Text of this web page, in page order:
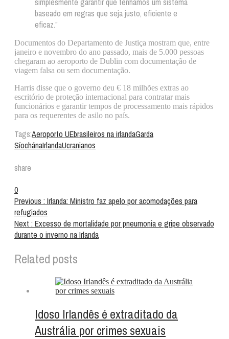
simplesmente garantir que tenhamos um sistema
baseado em regras que seja justo, eficiente e
eficaz.”
Documentos do Departamento de Justiça mostram que, entre
janeiro e novembro do ano passado, mais de 5.000 pessoas
chegaram ao aeroporto de Dublin com documentação de
viagem falsa ou sem documentação.
Harris disse que o governo deu € 18 milhões extras ao
escritório de proteção internacional para contratar mais
funcionários e garantir tempos de processamento mais rápidos
para os requerentes de asilo no país.
Tags:Aeroporto UEbrasileiros na irlandaGarda
SíochánaIrlandaUcranianos
share
0
Previous : Irlanda: Ministro faz apelo por acomodações para
refugiados
Next : Excesso de mortalidade por pneumonia e gripe observado
durante o inverno na Irlanda
Related posts
Idoso Irlandês é extraditado da
Austrália por crimes sexuais